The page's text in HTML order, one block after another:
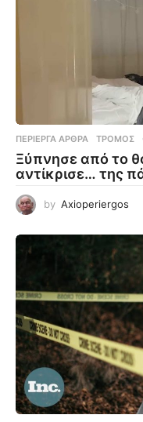
ΠΕΡΊΕΡΓΑ ΆΡΘΡΑ ΤΡΌΜΟΣ
Ξύπνησε από το
αντίκρισε… της
by Axioperiergos